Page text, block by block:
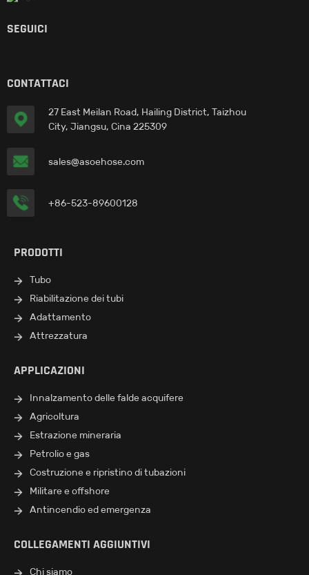
SEGUICI
CONTATTACI
27 East Meilan Road, Hailing District, Taizhou
City, Jiangsu, Cina 225309
sales@asoehose.com
+86-523-89600128
PRODOTTI
Tubo
Riabilitazione dei tubi
Adattamento
Attrezzatura
APPLICAZIONI
Innalzamento delle falde acquifere
Agricoltura
Estrazione mineraria
Petrolio e gas
Costruzione e ripristino di tubazioni
Militare e offshore
Antincendio ed emergenza
COLLEGAMENTI AGGIUNTIVI
Chi siamo